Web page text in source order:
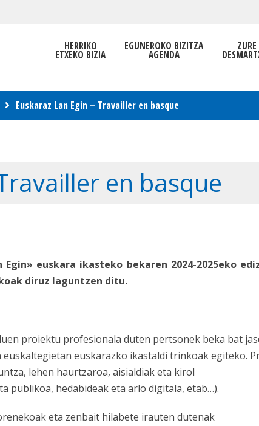
HERRIKO
ETXEKO BIZIA
EGUNEROKO BIZITZA
AGENDA
ZURE
Euskaraz Lan Egin – Travailler en basque
en basque
Egin» euskara ikasteko bekaren 2024-2025eko
diruz laguntzen ditu.
proiektu profesionala duten pertsonek beka bat
euskarazko ikastaldi trinkoak egiteko.
lehen haurtzaroa, aisialdiak eta kirol
publikoa, hedabideak eta arlo digitala, etab…).
eta zenbait hilabete irauten dutenak